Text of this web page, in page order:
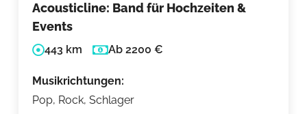
Acousticline: Band für Hochzeiten &
Events
443 km Ab 2200 €
Musikrichtungen:
Pop, Rock, Schlager